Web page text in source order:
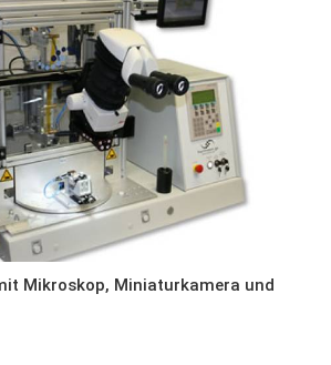
Mikroskop, Miniaturkamera und